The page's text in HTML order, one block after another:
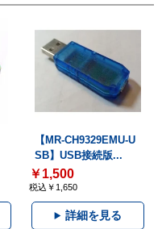
【MR-CH9329EMU-U
SB】USB接続版...
￥1,500
税込￥1,650
詳細を見る